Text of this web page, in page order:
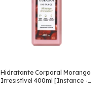
Hidratante Corporal Morango
Irresistível 400ml [Instance -